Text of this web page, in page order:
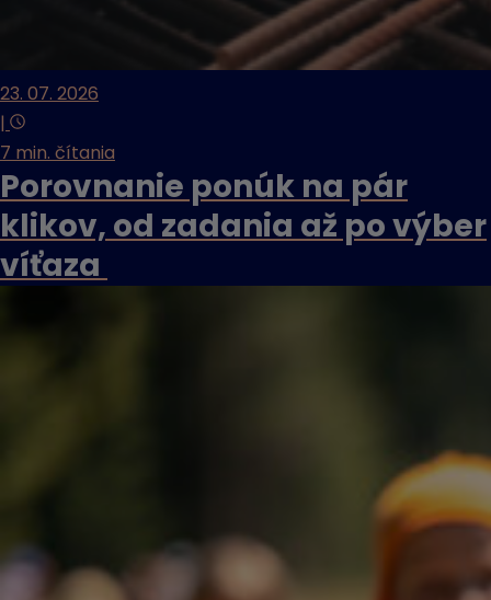
23. 07. 2026
|
7 min. čítania
Porovnanie ponúk na pár
klikov, od zadania až po výber
víťaza